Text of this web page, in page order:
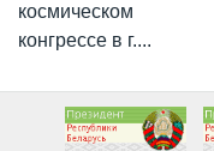
космическом
конгрессе в г....